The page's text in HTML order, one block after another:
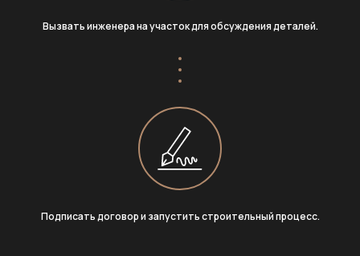
Вызвать инженера на участок для обсуждения деталей.
Подписать договор и запустить строительный процесс.